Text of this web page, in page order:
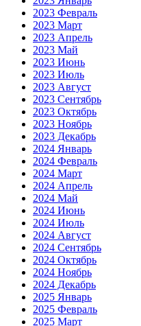
2023 Февраль
2023 Март
2023 Апрель
2023 Май
2023 Июнь
2023 Июль
2023 Август
2023 Сентябрь
2023 Октябрь
2023 Ноябрь
2023 Декабрь
2024 Январь
2024 Февраль
2024 Март
2024 Апрель
2024 Май
2024 Июнь
2024 Июль
2024 Август
2024 Сентябрь
2024 Октябрь
2024 Ноябрь
2024 Декабрь
2025 Январь
2025 Февраль
2025 Март